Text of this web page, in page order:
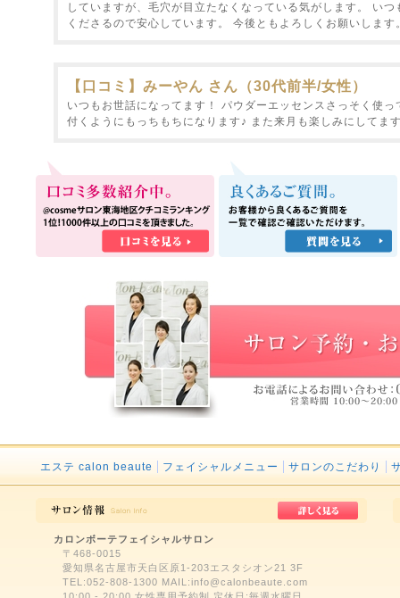
していますが、毛穴が目立たなくなっている気がします。 い
くださるので安心しています。 今後ともよろしくお願いします
【口コミ】みーやん さん（30代前半/女性）
いつもお世話になってます！ パウダーエッセンスさっそく使
付くようにもっちもちになります♪ また来月も楽しみにしてま
カロンボーテフェイシャルサロン
〒468-0015
愛知県名古屋市天白区原1-203エスタシオン21 3F
TEL:052-808-1300 MAIL:info@calonbeaute.com
エステ calon beaute フェイシャルメニュー サロンのこだわり